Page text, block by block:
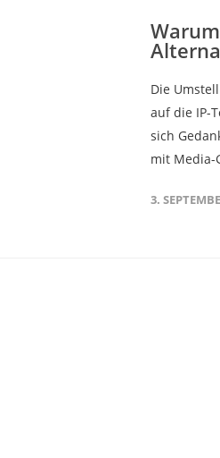
Die
auf die IP-
sich
mit Media-
3.